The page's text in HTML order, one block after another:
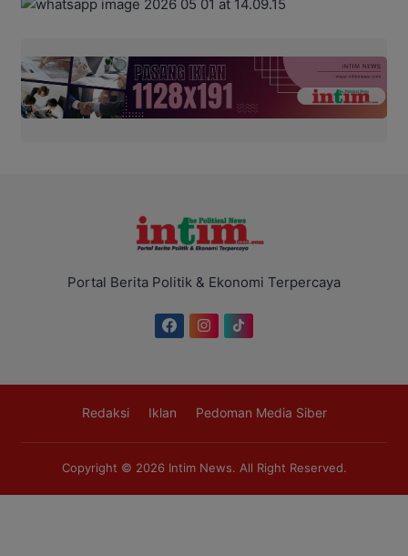
Portal Berita Politik & Ekonomi Terpercaya
Redaksi Iklan Pedoman Media Siber
Copyright © 2026 Intim News. All Right Reserved.